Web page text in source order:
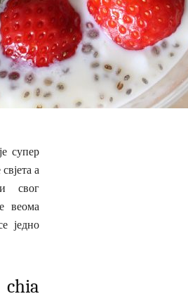
супер
а
свог
веома
једно
chia